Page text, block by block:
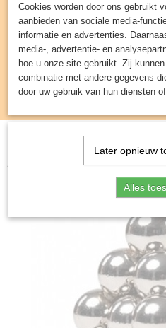
Inloggen Registreren
Spellen & Puzzels>
Alchemist Nickel -
Cookies worden door ons gebruikt
aanbieden van sociale media-
informatie en advertenties.
media-, advertentie- en
hoe u onze site gebruikt. Zij
combinatie met andere gegevens
door uw gebruik van hun diensten
Later opnieuw
Alles